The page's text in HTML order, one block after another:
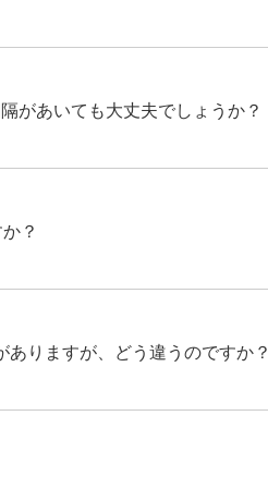
があいても大丈夫でしょうか？
？
りますが、どう違うのですか？